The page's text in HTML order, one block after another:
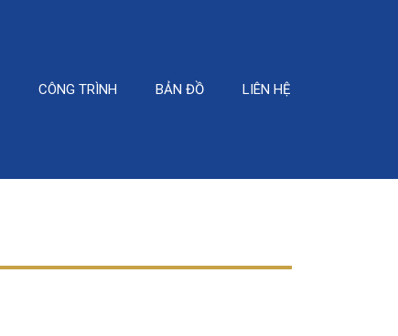
CÔNG TRÌNH BẢN ĐỒ LIÊN HỆ